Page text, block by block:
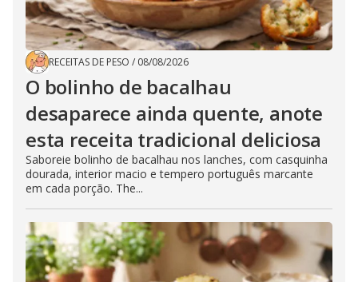
RECEITAS DE PESO / 08/08/2026
O bolinho de bacalhau
desaparece ainda quente, anote
esta receita tradicional deliciosa
Saboreie bolinho de bacalhau nos lanches, com casquinha
dourada, interior macio e tempero português marcante
em cada porção. The...